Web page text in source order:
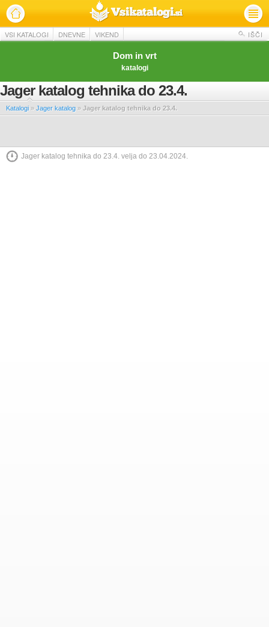
VSI KATALOGI DNEVNE VIKEND IŠČI
Dom in vrt
katalogi
Jager katalog tehnika do 23.4.
Katalogi » Jager katalog » Jager katalog tehnika do 23.4.
Jager katalog tehnika do 23.4. velja do 23.04.2024.